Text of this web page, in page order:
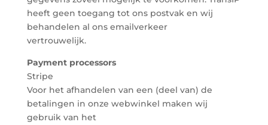
heeft geen toegang tot ons postvak en wij
behandelen al ons emailverkeer
vertrouwelijk.
Payment processors
Stripe
Voor het afhandelen van een (deel van) de
betalingen in onze webwinkel maken wij
gebruik van het